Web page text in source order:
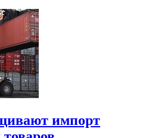
импорт